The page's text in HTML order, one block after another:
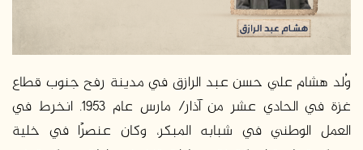
وُلد هشام علي حسن عبد الرازق في مدينة رفح جنوب قطاع
غزة في الحادي عشر من آذار/ مارس عام 1953. انخرط في
العمل الوطني في شبابه المبكر، وكان عنصرًا في خلية